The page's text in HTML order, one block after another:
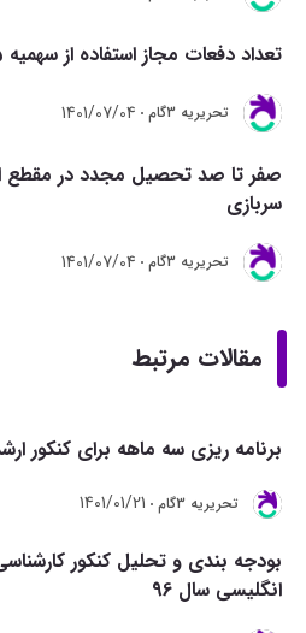
تعداد دفعات مجاز استفاده از سهمیه 5 درصد ایثارگران
تحريريه 3گام 1401/07/04
صفر تا صد تحصیل مجدد در مقطع
سربازی
تحريريه 3گام 1401/07/04
مقالات مرتبط
برنامه ریزی سه ماهه برای کنکور
تحريريه 3گام 1401/01/21
بودجه بندی و تحلیل کنکور
انگلیسی سال 96